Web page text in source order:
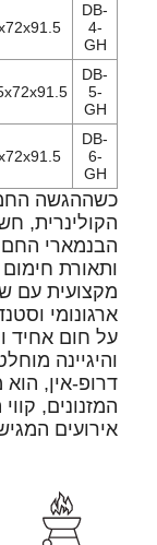
DB-
4-
GH
DB-
5-
GH
DB-
6-
GH
כשההגשה
הקולינרית,
ותאורת
מקצועית עם
ארגונומי
על חום אחיד
והיגיינה
דרופ-אין,
המזנונים,
אירועים